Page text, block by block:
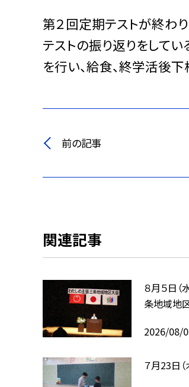
第２回定期テストが終わ
テストの振り返りをして
を行い、給食、終学活後下
前の記事
関連記事
８月５日
条地域地
2026/08/
７月23日